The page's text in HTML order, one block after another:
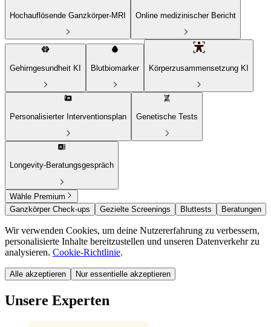
Hochauflösende Ganzkörper-MRI Online medizinischer Bericht
Gehirngesundheit KI Blutbiomarker Körperzusammensetzung KI
Personalisierter Interventionsplan Genetische Tests
Longevity-Beratungsgespräch
Wähle Premium
Ganzkörper Check-ups
Gezielte Screenings Bluttests Beratungen
Wir verwenden Cookies, um deine Nutzererfahrung zu verbessern,
personalisierte Inhalte bereitzustellen und unseren Datenverkehr zu
analysieren. Cookie-Richtlinie.
Alle akzeptieren Nur essentielle akzeptieren
Unsere Experten